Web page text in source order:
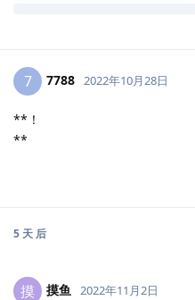
7 7788 2022年10月28日
**！
**
5 天 后
摸 摸鱼 2022年11月2日